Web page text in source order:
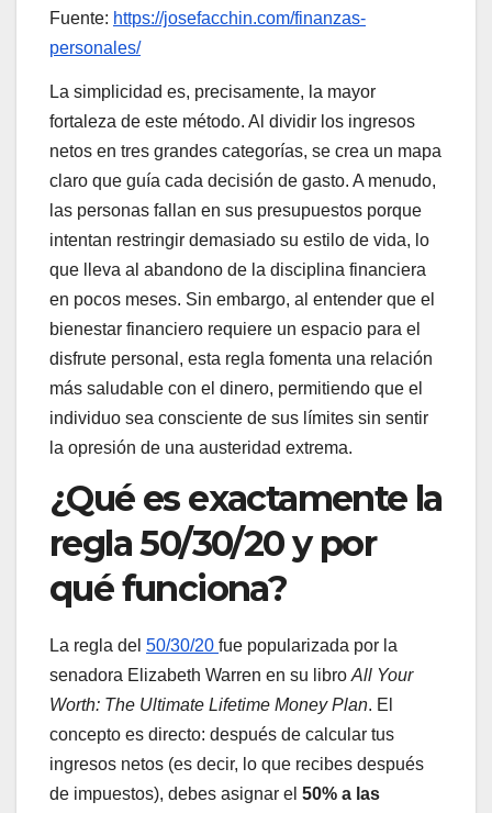
Fuente: https://josefacchin.com/finanzas-
personales/
La simplicidad es, precisamente, la mayor
fortaleza de este método. Al dividir los ingresos
netos en tres grandes categorías, se crea un mapa
claro que guía cada decisión de gasto. A menudo,
las personas fallan en sus presupuestos porque
intentan restringir demasiado su estilo de vida, lo
que lleva al abandono de la disciplina financiera
en pocos meses. Sin embargo, al entender que el
bienestar financiero requiere un espacio para el
disfrute personal, esta regla fomenta una relación
más saludable con el dinero, permitiendo que el
individuo sea consciente de sus límites sin sentir
la opresión de una austeridad extrema.
¿Qué es exactamente la
regla 50/30/20 y por
qué funciona?
La regla del 50/30/20 fue popularizada por la
senadora Elizabeth Warren en su libro All Your
Worth: The Ultimate Lifetime Money Plan. El
concepto es directo: después de calcular tus
ingresos netos (es decir, lo que recibes después
de impuestos), debes asignar el 50% a las